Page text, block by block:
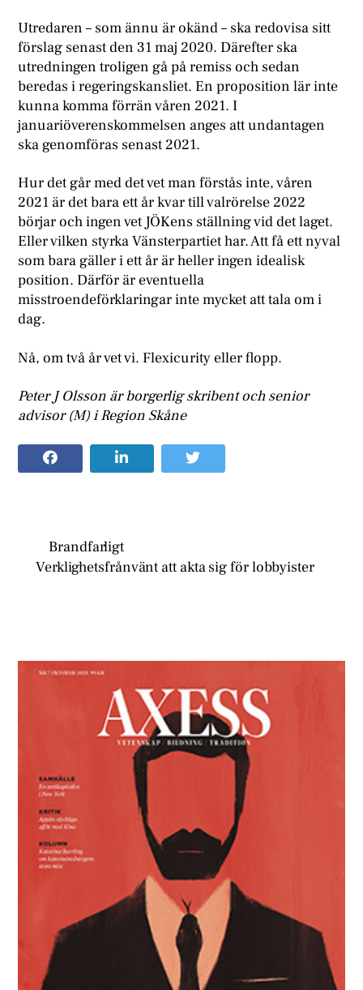
Utredaren – som ännu är okänd – ska redovisa sitt
förslag senast den 31 maj 2020. Därefter ska
utredningen troligen gå på remiss och sedan
beredas i regeringskansliet. En proposition lär inte
kunna komma förrän våren 2021. I
januariöverenskommelsen anges att undantagen
ska genomföras senast 2021.
Hur det går med det vet man förstås inte, våren
2021 är det bara ett år kvar till valrörelse 2022
börjar och ingen vet JÖKens ställning vid det laget.
Eller vilken styrka Vänsterpartiet har. Att få ett nyval
som bara gäller i ett år är heller ingen idealisk
position. Därför är eventuella
misstroendeförklaringar inte mycket att tala om i
dag.
Nå, om två år vet vi. Flexicurity eller flopp.
Peter J Olsson är borgerlig skribent och senior
advisor (M) i Region Skåne
Brandfarligt
Verklighetsfrånvänt att akta sig för lobbyister